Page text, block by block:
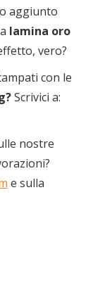
aggiunto
lamina oro
vero?
con le
Scrivici a:
nostre
e sulla